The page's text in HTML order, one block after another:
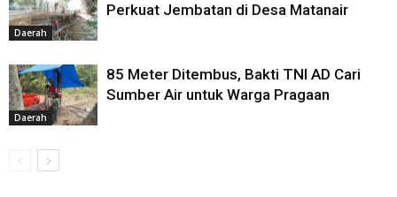
Daerah
Perkuat Jembatan di Desa Matanair
Daerah
85 Meter Ditembus, Bakti TNI AD Cari
Sumber Air untuk Warga Pragaan